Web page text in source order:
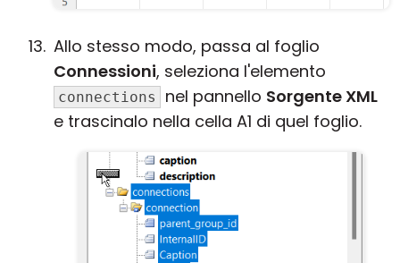
Allo stesso modo, passa al foglio
Connessioni, seleziona l'elemento
connections nel pannello Sorgente XML
e trascinalo nella cella A1 di quel foglio.